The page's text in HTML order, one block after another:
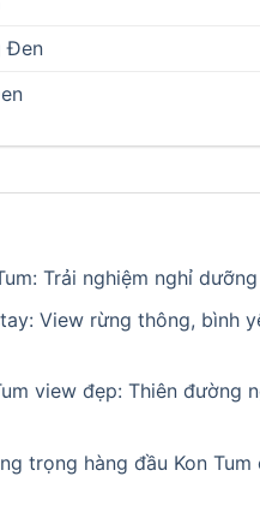
Đen
Trải nghiệm nghỉ
View rừng thông, bình
view đẹp: Thiên đường
trọng hàng đầu Kon Tum